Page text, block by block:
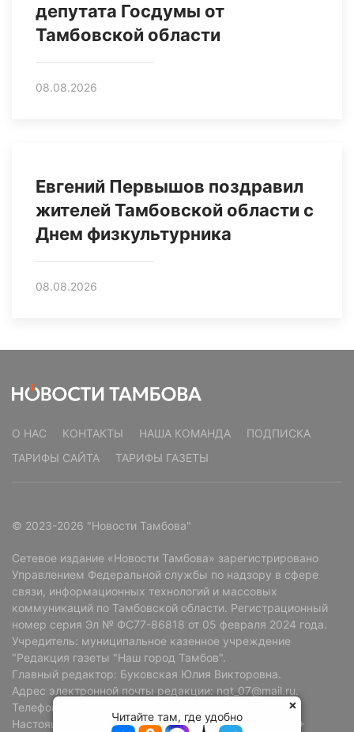
депутата Госдумы от
Тамбовской области
08.08.2026
Евгений Первышов поздравил
жителей Тамбовской области с
Днем физкультурника
08.08.2026
О НАС КОНТАКТЫ НАША КОМАНДА
ПОДПИСКА
ТАРИФЫ САЙТА
ТАРИФЫ ГАЗЕТЫ
© 2023-2026 "Новости Тамбова"
Сетевое издание «Новости Тамбова» зарегистрировано
Управлением Федеральной службы по надзору в сфере
связи, информационных технологий и массовых
коммуникаций по Тамбовской области. Регистрационный
номер серия Эл № ФС77-86818 от 05 февраля 2024 года.
Учредитель: муниципальное казенное учреждение
"Редакция газеты "Наш город Тамбов".
Главный редактор: Буковская Юлия Викторовна.
Адрес электронной почты редакции: ngt_07@mail.ru.
Телефон редакции: +7 (4752) 72-69-37.
Настоящий ресурс может содержать материалы 18+
Читайте там, где удобно